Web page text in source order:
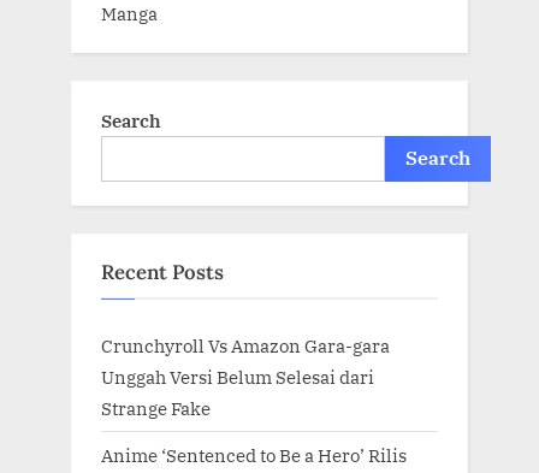
Manga
Search
Search
Recent Posts
Crunchyroll Vs Amazon Gara-gara
Unggah Versi Belum Selesai dari
Strange Fake
Anime ‘Sentenced to Be a Hero’ Rilis